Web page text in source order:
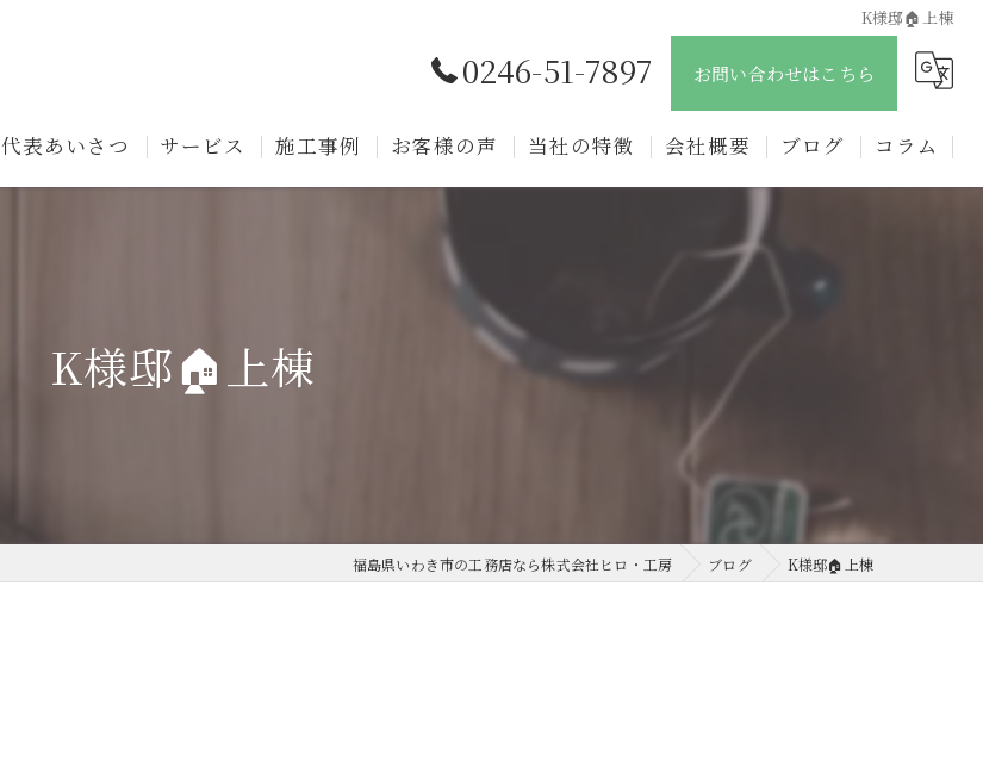
K様邸🏠上棟
0246-51-7897 お問い合わせはこちら
代表あいさつ サービス 施工事例 お客様の声 当社の特徴 会社概要 ブログ コラム
K様邸🏠上棟
福島県いわき市の工務店なら株式会社ヒロ・工房 ブログ K様邸🏠上棟